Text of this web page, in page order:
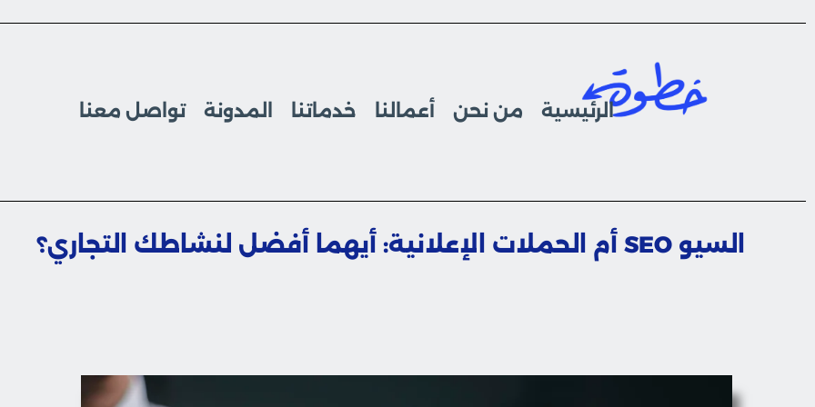
الرئيسية من نحن أعمالنا خدماتنا المدونة تواصل معنا
السيو SEO أم الحملات الإعلانية: أيهما أفضل لنشاطك التجاري؟